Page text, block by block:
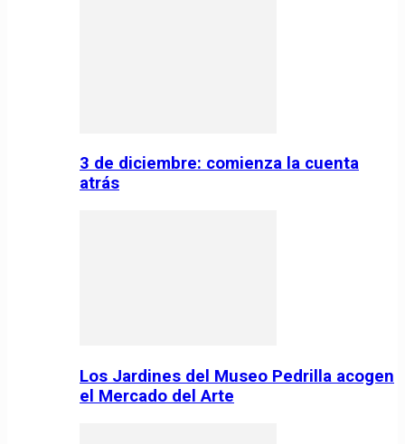
3 de diciembre: comienza la cuenta
atrás
Los Jardines del Museo Pedrilla acogen
el Mercado del Arte